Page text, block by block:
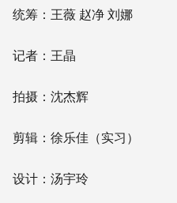
统筹：王薇 赵净 刘娜
记者：王晶
拍摄：沈杰辉
剪辑：徐乐佳（实习）
设计：汤宇玲